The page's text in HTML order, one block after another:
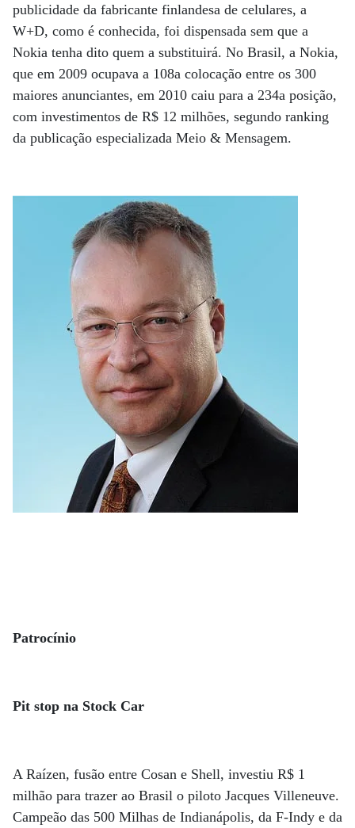
publicidade da fabricante finlandesa de celulares, a
W+D, como é conhecida, foi dispensada sem que a
Nokia tenha dito quem a substituirá. No Brasil, a Nokia,
que em 2009 ocupava a 108a colocação entre os 300
maiores anunciantes, em 2010 caiu para a 234a posição,
com investimentos de R$ 12 milhões, segundo ranking
da publicação especializada Meio & Mensagem.
Patrocínio
Pit stop na Stock Car
A Raízen, fusão entre Cosan e Shell, investiu R$ 1
milhão para trazer ao Brasil o piloto Jacques Villeneuve.
Campeão das 500 Milhas de Indianápolis, da F-Indy e da